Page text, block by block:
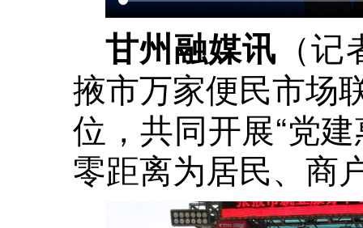
甘州融媒讯 （
掖市万家便民市场
位，共同开展“党
零距离为居民、商